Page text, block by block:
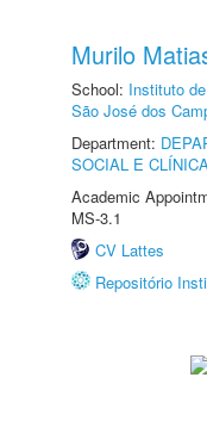
Murilo
School: Instituto
São José dos
Department:
SOCIAL E
Academic
MS-3.1
CV Lattes
Repositório